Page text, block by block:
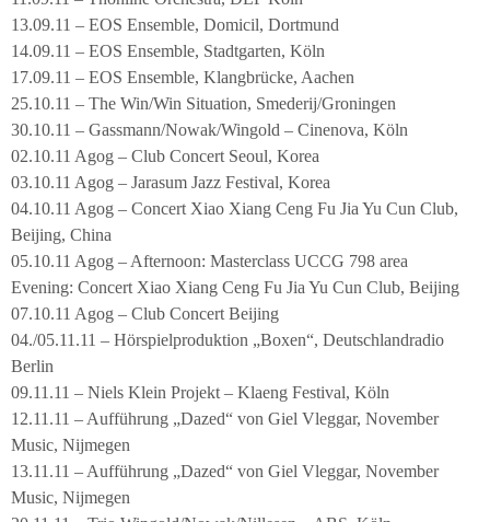
13.09.11 – EOS Ensemble, Domicil, Dortmund
14.09.11 – EOS Ensemble, Stadtgarten, Köln
17.09.11 – EOS Ensemble, Klangbrücke, Aachen
25.10.11 – The Win/Win Situation, Smederij/Groningen
30.10.11 – Gassmann/Nowak/Wingold – Cinenova, Köln
02.10.11 Agog – Club Concert Seoul, Korea
03.10.11 Agog – Jarasum Jazz Festival, Korea
04.10.11 Agog – Concert Xiao Xiang Ceng Fu Jia Yu Cun Club,
Beijing, China
05.10.11 Agog – Afternoon: Masterclass UCCG 798 area
Evening: Concert Xiao Xiang Ceng Fu Jia Yu Cun Club, Beijing
07.10.11 Agog – Club Concert Beijing
04./05.11.11 – Hörspielproduktion „Boxen“, Deutschlandradio
Berlin
09.11.11 – Niels Klein Projekt – Klaeng Festival, Köln
12.11.11 – Aufführung „Dazed“ von Giel Vleggar, November
Music, Nijmegen
13.11.11 – Aufführung „Dazed“ von Giel Vleggar, November
Music, Nijmegen